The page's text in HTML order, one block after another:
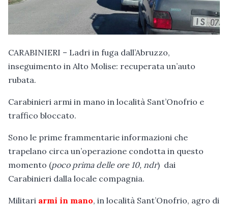
CARABINIERI – Ladri in fuga dall’Abruzzo,
inseguimento in Alto Molise: recuperata un’auto
rubata.
Carabinieri armi in mano in località Sant’Onofrio e
traffico bloccato.
Sono le prime frammentarie informazioni che
trapelano circa un’operazione condotta in questo
momento (poco prima delle ore 10, ndr) dai
Carabinieri dalla locale compagnia.
Militari armi in mano, in località Sant’Onofrio, agro di